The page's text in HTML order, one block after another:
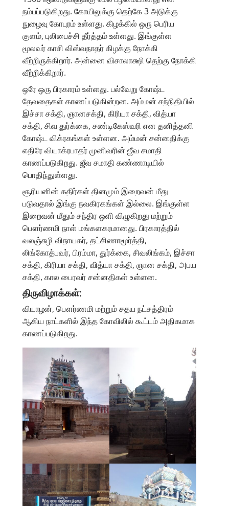
நம்பப்படுகிறது. கோயிலுக்கு தெற்கே 3 அடுக்கு
நுழைவு கோபுரம் உள்ளது. கிழக்கில் ஒரு பெரிய
குளம், புலிபைச்சி தீர்த்தம் உள்ளது. இங்குள்ள
மூலவர் காசி விஸ்வநாதர் கிழக்கு நோக்கி
வீற்றிருக்கிறார். அன்னை விசாலாக்ஷி தெற்கு நோக்கி
வீற்றிக்கிறார்.
ஒரே ஒரு பிரகாரம் உள்ளது. பல்வேறு கோஷ்ட
தேவதைகள் காணப்படுகின்றன. அம்மன் சந்நிதியில்
இச்சா சக்தி, ஞானசக்தி, கிரியா சக்தி, வித்யா
சக்தி, சிவ துர்க்கை, சண்டிகேஸ்வரி என தனித்தனி
கோஷ்ட விக்ரகங்கள் உள்ளன. அம்மன் சன்னதிக்கு
எதிரே வியாக்ரபாதர் முனிவரின் ஜீவ சமாதி
காணப்படுகிறது. ஜீவ சமாதி கண்ணாடியில்
பொதிந்துள்ளது.
சூரியனின் கதிர்கள் தினமும் இறைவன் மீது
படுவதால் இங்கு நவகிரகங்கள் இல்லை. இங்குள்ள
இறைவன் மீதும் சந்திர ஒளி விழுகிறது மற்றும்
பௌர்ணமி நாள் மங்களகரமானது. பிரகாரத்தில்
வலஞ்சுழி விநாயகர், தட்சிணாமூர்த்தி,
லிங்கோத்பவர், பிரம்மா, துர்க்கை, சிவலிங்கம், இச்சா
சக்தி, கிரியா சக்தி, வித்யா சக்தி, ஞான சக்தி, அபய
சக்தி, கால பைரவர் சன்னதிகள் உள்ளன.
திருவிழாக்கள்:
வியாழன், பௌர்ணமி மற்றும் சதய நட்சத்திரம்
ஆகிய நாட்களில் இந்த கோவிலில் கூட்டம் அதிகமாக
காணப்படுகிறது.